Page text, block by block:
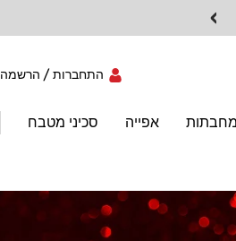
›
אפייה סכיני מטבח
התחברות/ הרשמה